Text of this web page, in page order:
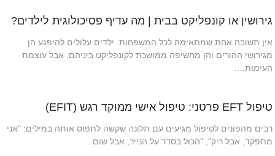
גירושין או קונפליקט בבית | מה עדיף פסיכולוגית לילדים?
אין תשובה אחת שמתאימה לכל המשפחות. ילדים עלולים להיפגע הן
מגירושי ההורים והן מחשיפה ממושכת לקונפליקט ביניהם, אבל עוצמת
העימות,…
טיפול EFT פרטני: טיפול אישי ממוקד רגש (EFIT)
רבים מהפונים לטיפול מגיעים עם תלונה שקשה לתפוס אותה במילים: "אני
מתפקד, אבל ריק", "הכול בסדר על הנייר, אבל שום…